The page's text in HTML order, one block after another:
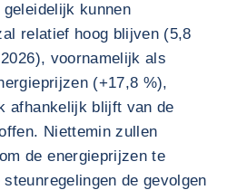
kunnen
relatief hoog blijven (5,8
voornamelijk als
(+17,8 %),
afhankelijk blijft van de
Niettemin zullen
de energieprijzen te
de gevolgen